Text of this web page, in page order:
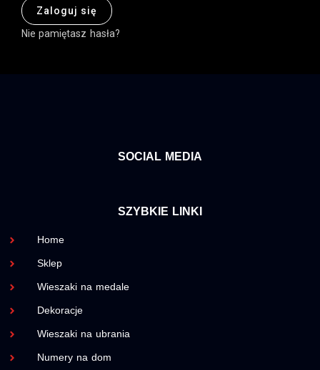
Zaloguj się
Nie pamiętasz hasła?
SOCIAL MEDIA
SZYBKIE LINKI
Home
Sklep
Wieszaki na medale
Dekoracje
Wieszaki na ubrania
Numery na dom